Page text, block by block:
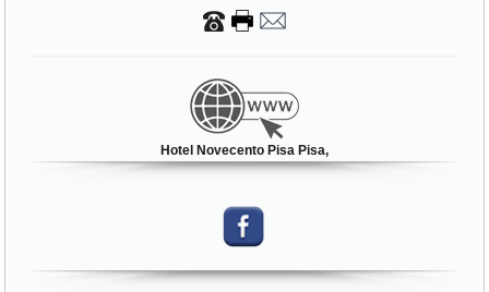
Hotel Novecento Pisa Pisa,